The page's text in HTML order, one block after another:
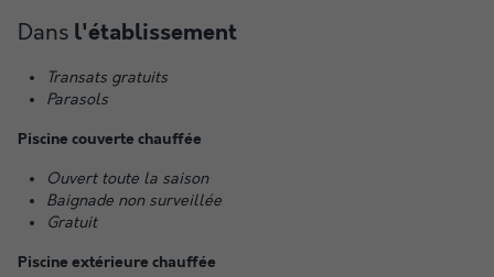
Dans l'établissement
Transats gratuits
Parasols
Piscine couverte chauffée
Ouvert toute la saison
Baignade non surveillée
Gratuit
Piscine extérieure chauffée